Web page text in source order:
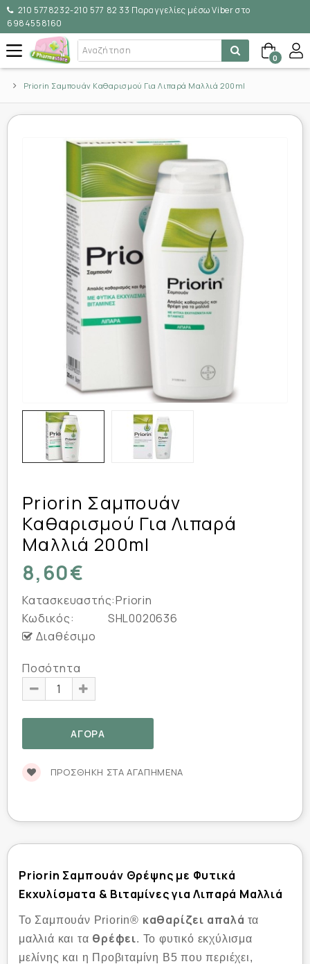
210 5778232-210 577 82 33 Παραγγελίες μέσω Viber στο
6984558160
0
Priorin Σαμπουάν Καθαρισμού Για Λιπαρά Μαλλιά 200ml
Priorin Σαμπουάν
Καθαρισμού Για Λιπαρά
Μαλλιά 200ml
8,60€
Κατασκευαστής:Priorin
Κωδικός:
SHL0020636
Διαθέσιμο
Ποσότητα
ΠΡΟΣΘΉΚΗ ΣΤΑ ΑΓΑΠΗΜΈΝΑ
Priorin Σαμπουάν Θρέψης με Φυτικά
Εκχυλίσματα & Βιταμίνες για Λιπαρά Μαλλιά
Το Σαμπουάν Priorin® καθαρίζει απαλά τα
μαλλιά και τα θρέφει. Το φυτικό εκχύλισμα
μελίνης και η Προβιταμίνη Β5 που περιέχει,